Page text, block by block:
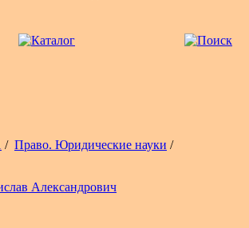
/ Право. Юридические науки /
Александрович